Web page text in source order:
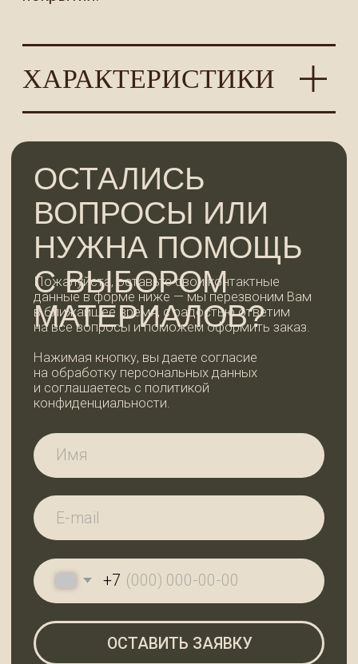
ГЛАВНАЯ
КАТАЛОГ
О КОМПАНИИ
КОНТАКТЫ
Ленинградская область,
Всеволожский район, дер. Вартемяги,
ул. Заводская, д. 7
По будням с 9:00 до 18:00
Субота с 10:00 до 18:00, воскресенье —
выходной
АДРЕС И РЕЖИМ
РАБОТЫ
КОНТАКТЫ
99dosok@mail.ru
+7 (921) 185-44-99
WhatsApp
ИП Пермякова Татьяна Ивановна
ИНН 780202344935